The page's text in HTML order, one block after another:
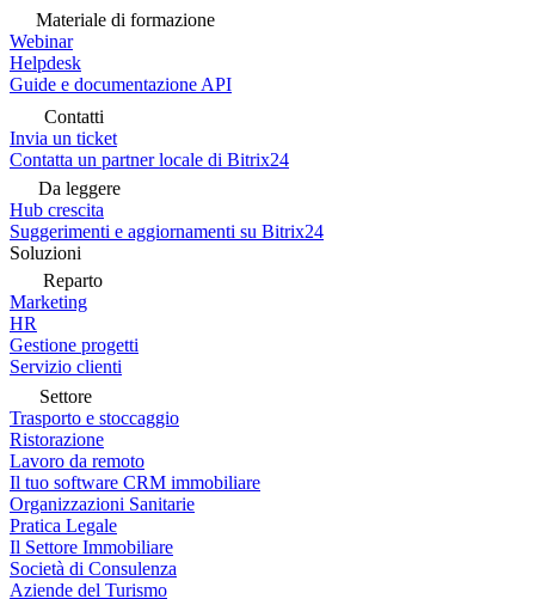
Materiale di formazione
Webinar
Helpdesk
Guide e documentazione API
Contatti
Invia un ticket
Contatta un partner locale di Bitrix24
Da leggere
Hub crescita
Suggerimenti e aggiornamenti su Bitrix24
Soluzioni
Reparto
Marketing
HR
Gestione progetti
Servizio clienti
Settore
Trasporto e stoccaggio
Ristorazione
Lavoro da remoto
Il tuo software CRM immobiliare
Organizzazioni Sanitarie
Pratica Legale
Il Settore Immobiliare
Società di Consulenza
Aziende del Turismo